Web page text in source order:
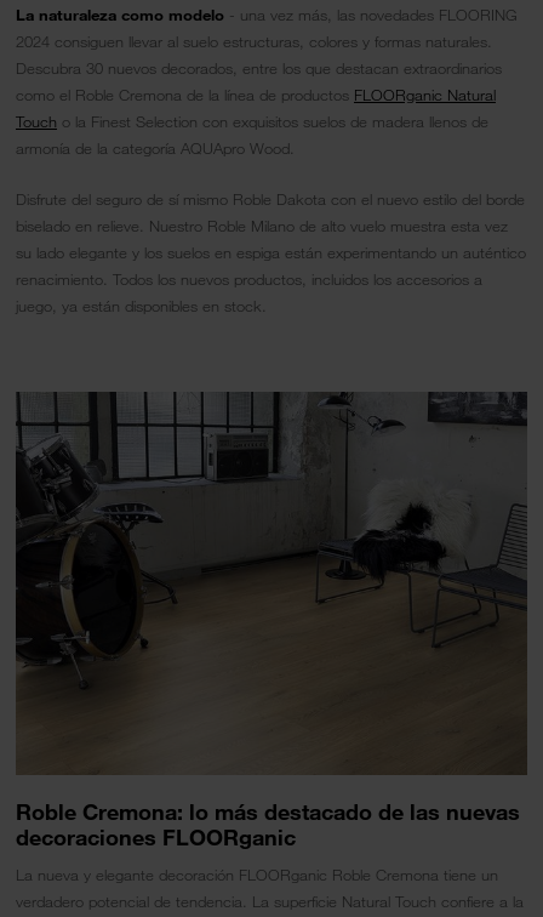
La naturaleza como modelo - una vez más, las novedades FLOORING
2024 consiguen llevar al suelo estructuras, colores y formas naturales.
Descubra 30 nuevos decorados, entre los que destacan extraordinarios
como el Roble Cremona de la línea de productos FLOORganic Natural
Touch o la Finest Selection con exquisitos suelos de madera llenos de
armonía de la categoría AQUApro Wood.
Disfrute del seguro de sí mismo Roble Dakota con el nuevo estilo del borde
biselado en relieve. Nuestro Roble Milano de alto vuelo muestra esta vez
su lado elegante y los suelos en espiga están experimentando un auténtico
renacimiento. Todos los nuevos productos, incluidos los accesorios a
juego, ya están disponibles en stock.
Roble Cremona: lo más destacado de las nuevas
decoraciones FLOORganic
La nueva y elegante decoración FLOORganic Roble Cremona tiene un
verdadero potencial de tendencia. La superficie Natural Touch confiere a la